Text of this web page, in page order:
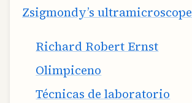
Zsigmondy’s ultramicroscope
Richard Robert Ernst
Olimpiceno
Técnicas de laboratorio